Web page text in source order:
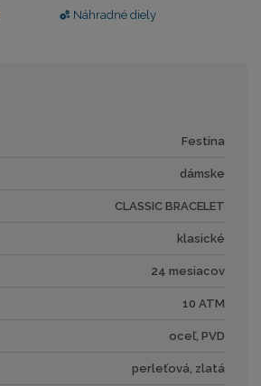
Náhradné diely
Festina
dámske
CLASSIC BRACELET
klasické
24 mesiacov
10 ATM
oceľ, PVD
perleťová, zlatá